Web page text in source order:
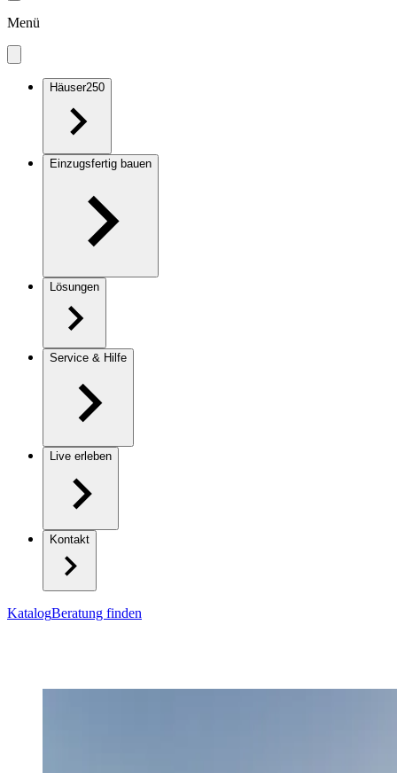
Menü
Häuser250
Einzugsfertig bauen
Lösungen
Service & Hilfe
Live erleben
Kontakt
KatalogBeratung finden